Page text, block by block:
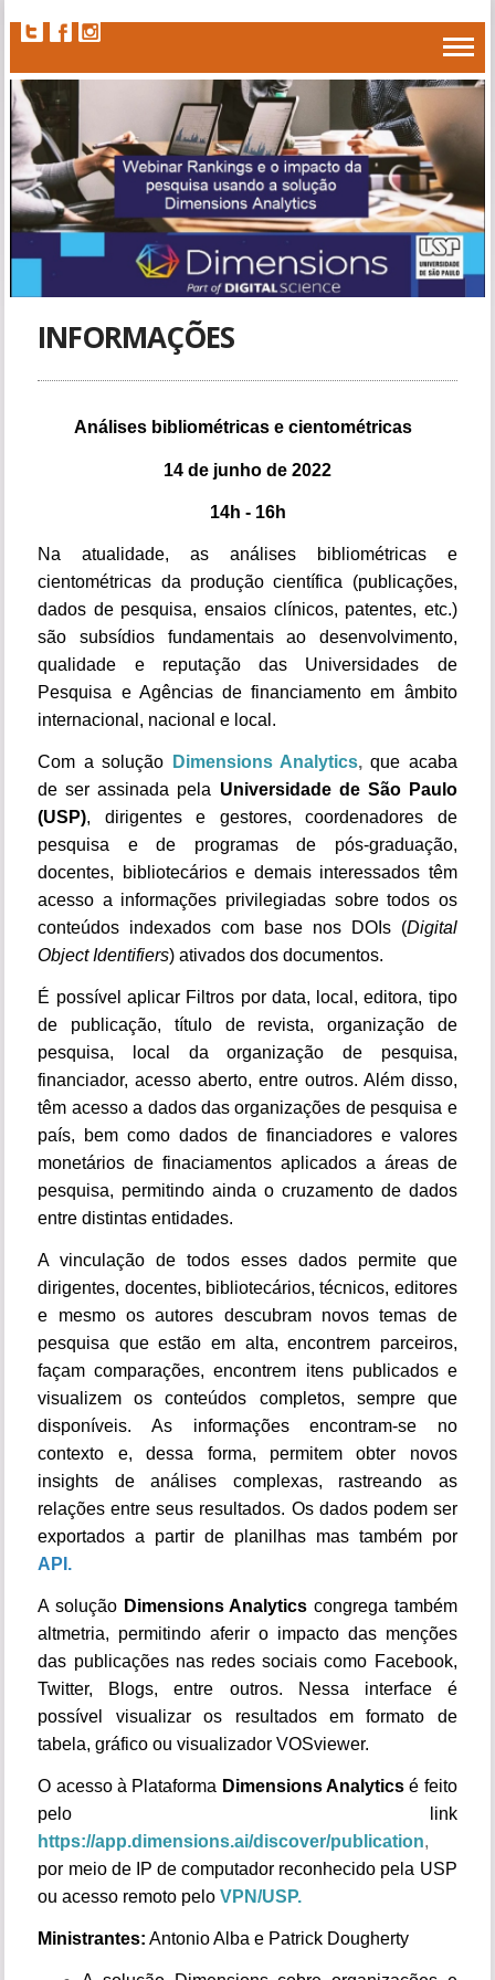
INFORMAÇÕES
Análises bibliométricas e cientométricas
14 de junho de 2022
14h - 16h
Na atualidade, as análises bibliométricas e
cientométricas da produção científica (publicações,
dados de pesquisa, ensaios clínicos, patentes, etc.)
são subsídios fundamentais ao desenvolvimento,
qualidade e reputação das Universidades de
Pesquisa e Agências de financiamento em âmbito
internacional, nacional e local.
Com a solução Dimensions Analytics,que acaba
de ser assinada pela Universidade de São Paulo
(USP),
dirigentes e gestores, coordenadores de
pesquisa e de programas de pós-graduação,
docentes, bibliotecários e demais interessados têm
acesso a informações privilegiadas sobre todos os
conteúdos indexados com base nos DOIs (Digital
Object Identifiers) ativados dos documentos.
É possível aplicar Filtros por data, local, editora, tipo
de publicação, título de revista, organização de
pesquisa, local da organização de pesquisa,
financiador, acesso aberto, entre outros. Além disso,
têm acesso a dados das organizações de pesquisa e
país, bem como dados de financiadores e valores
monetários de finaciamentos aplicados a áreas de
pesquisa, permitindo ainda o cruzamento de dados
entre distintas entidades.
A vinculação de todos esses dados permite que
dirigentes, docentes, bibliotecários, técnicos, editores
e mesmo os autores descubram novos temas de
pesquisa que estão em alta, encontrem parceiros,
façam comparações, encontrem itens publicados e
visualizem os conteúdos completos, sempre que
disponíveis. As informações encontram-se no
contexto e, dessa forma, permitem obter novos
insights de análises complexas, rastreando as
relações entre seus resultados. Os dados podem ser
exportados a partir de planilhas mas também por
API.
A solução Dimensions Analytics congrega também
altmetria, permitindo aferir o impacto das menções
das publicações nas redes sociais como Facebook,
Twitter, Blogs, entre outros. Nessa interface é
possível visualizar os resultados em formato de
tabela, gráfico ou visualizador VOSviewer.
O acesso à Plataforma Dimensions Analyticsé feito
pelo link
https://app.dimensions.ai/discover/publication,
por meio de IP de computador reconhecido pela USP
ou acesso remoto pelo VPN/USP.
Ministrantes: Antonio Alba e Patrick Dougherty